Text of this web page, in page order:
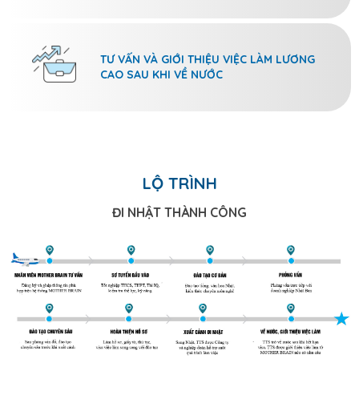
TƯ VẤN VÀ GIỚI THIỆU VIỆC LÀM LƯƠNG
CAO SAU KHI VỀ NƯỚC
LỘ TRÌNH
ĐI NHẬT THÀNH CÔNG